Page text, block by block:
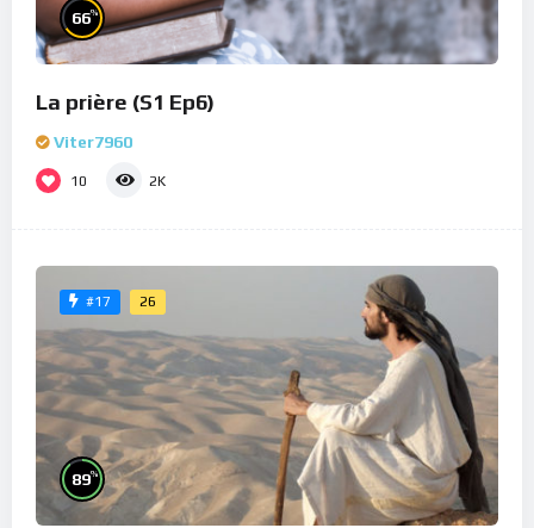
66%
La prière (S1 Ep6)
Viter7960
10 2K
#17 26
89%